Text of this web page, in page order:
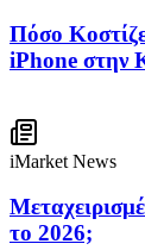
Πόσο
iPhone στην
iMarket News
το 2026;